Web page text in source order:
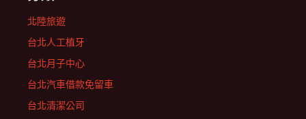
北陸旅遊
台北人工植牙
台北月子中心
台北汽車借款免留車
台北清潔公司